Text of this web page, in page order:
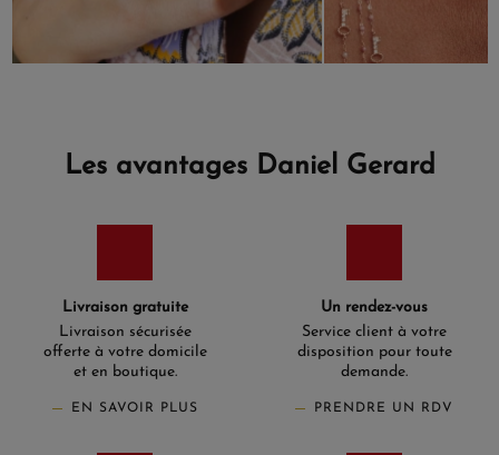
Les avantages Daniel Gerard
Livraison gratuite
Livraison sécurisée
offerte à votre domicile
et en boutique.
EN SAVOIR PLUS
Un rendez-vous
Service client à votre
disposition pour toute
demande.
PRENDRE UN RDV